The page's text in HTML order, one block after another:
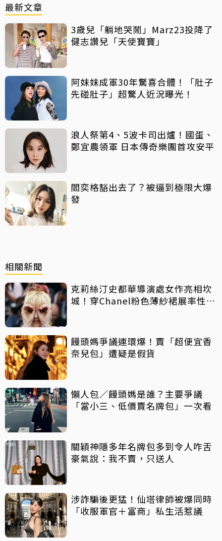
最新文章
3歲兒「躺地哭鬧」Marz23投降了
健志讚兒「天使寶寶」
阿妹妹成軍30年驚喜合體！「肚子
先碰肚子」超驚人近況曝光！
浪人祭第4、5波卡司出爐！國蛋、
鄭宜農領軍 日本傳奇樂團首攻安平
閻奕格豁出去了？被逼到極限大爆
發
相關新聞
克莉絲汀史都華導演處女作亮相坎
城！穿Chanel粉色薄紗裙展率性俏
饅頭媽爭議連環爆！賣「超便宜香
奈兒包」遭疑是假貨
懶人包／饅頭媽是誰？主要爭議
「當小三、低價賣名牌包」一次看
關穎神隱多年名牌包多到令人咋舌
豪氣說：我不賣，只送人
涉詐騙後更猛！仙塔律師被爆同時
「收服軍官＋富商」私生活惹議